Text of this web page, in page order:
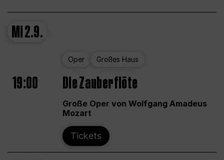
Mi2.9.
Oper Großes Haus
19:00 Die Zauberflöte
Große Oper von Wolfgang Amadeus
Mozart
Tickets